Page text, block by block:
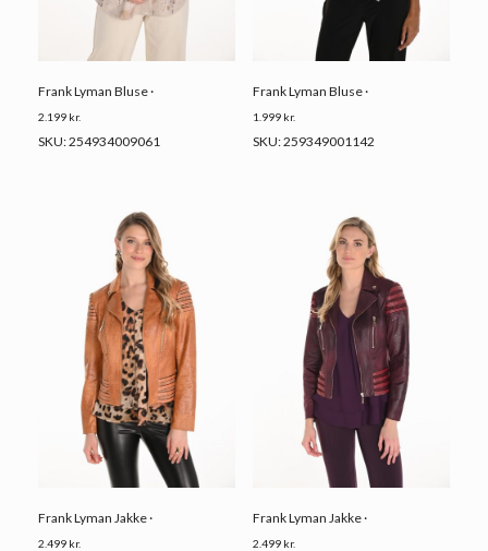
Frank Lyman Bluse ·
2.199 kr.
SKU: 254934009061
Frank Lyman Bluse ·
1.999 kr.
SKU: 259349001142
Frank Lyman Jakke ·
2.499 kr.
Frank Lyman Jakke ·
2.499 kr.